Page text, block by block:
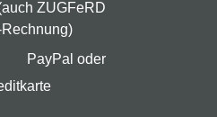
ZUGFeRD
PayPal oder